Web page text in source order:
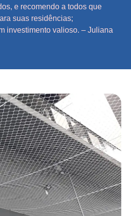
e recomendo a todos que
suas residências;
investimento valioso. – Juliana